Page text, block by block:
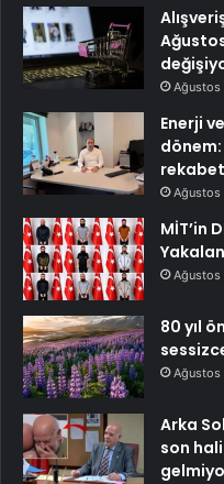
Ağustos
Enerji
Ağustos
MİT’in
Ağustos
80 yıl
Ağustos
Arka
son